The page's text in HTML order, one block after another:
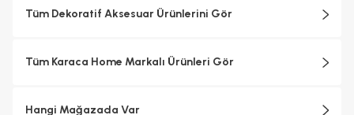
Tüm Dekoratif Aksesuar Ürünlerini Gör
Tüm Karaca Home Markalı Ürünleri Gör
Hangi Mağazada Var